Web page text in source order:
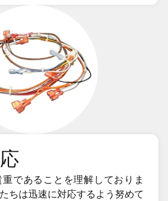
であることを理解しておりま
ちは迅速に対応するよう努めて